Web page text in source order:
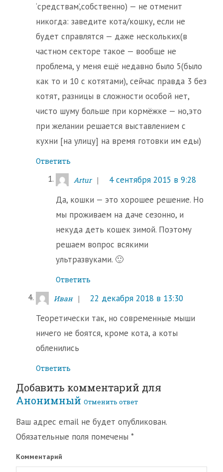
‘средствам’,собственно) — не отменит
никогда: заведите кота/кошку, если не
будет справлятся — даже нескольких(в
частном секторе такое — вообще не
проблема, у меня ещё недавно было 5(было
как то и 10 с котятами), сейчас правда 3 без
котят, разницы в сложности особой нет,
чисто шуму больше при кормёжке — но,это
при желании решается выставлением с
кухни [на улицу] на время готовки им еды)
Ответить
Artur
4 сентября 2015 в 9:28
Да, кошки — это хорошее решение. Но
мы проживаем на даче сезонно, и
некуда деть кошек зимой. Поэтому
решаем вопрос всякими
ультразвуками. 🙂
Ответить
Иван
22 декабря 2018 в 13:30
Теоретически так, но современные мыши
ничего не боятся, кроме кота, а коты
обленились
Ответить
Добавить комментарий для
Анонимный Отменить ответ
Ваш адрес email не будет опубликован.
Обязательные поля помечены *
Комментарий